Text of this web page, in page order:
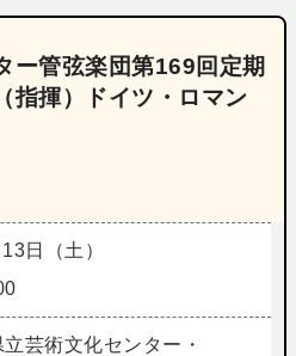
ー管弦楽団第169回定期
指揮）ドイツ・ロマン
日（土）
芸術文化センター・